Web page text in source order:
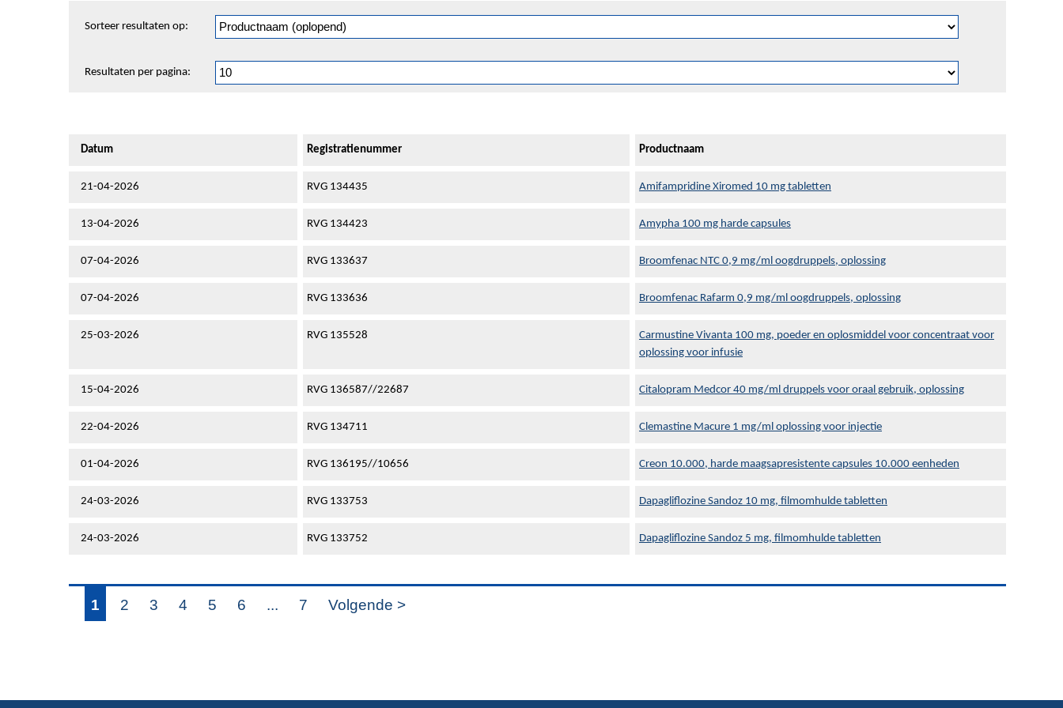
en
Sorteer resultaten op:
Resultaten per pagina:
Datum Registratienummer Productnaam
21-04-2026 RVG 134435 Amifampridine Xiromed 10 mg tabletten
13-04-2026 RVG 134423 Amypha 100 mg harde capsules
07-04-2026 RVG 133637 Broomfenac NTC 0,9 mg/ml oogdruppels, oplossing
07-04-2026 RVG 133636 Broomfenac Rafarm 0,9 mg/ml oogdruppels, oplossing
25-03-2026 RVG 135528
Carmustine Vivanta 100 mg, poeder en oplosmiddel voor concentraat voor
oplossing voor infusie
15-04-2026 RVG 136587//22687 Citalopram Medcor 40 mg/ml druppels voor oraal gebruik, oplossing
22-04-2026 RVG 134711 Clemastine Macure 1 mg/ml oplossing voor injectie
01-04-2026 RVG 136195//10656 Creon 10.000, harde maagsapresistente capsules 10.000 eenheden
24-03-2026 RVG 133753 Dapagliflozine Sandoz 10 mg, filmomhulde tabletten
24-03-2026 RVG 133752 Dapagliflozine Sandoz 5 mg, filmomhulde tabletten
1 2 3 4 5 6 ... 7 Volgende >